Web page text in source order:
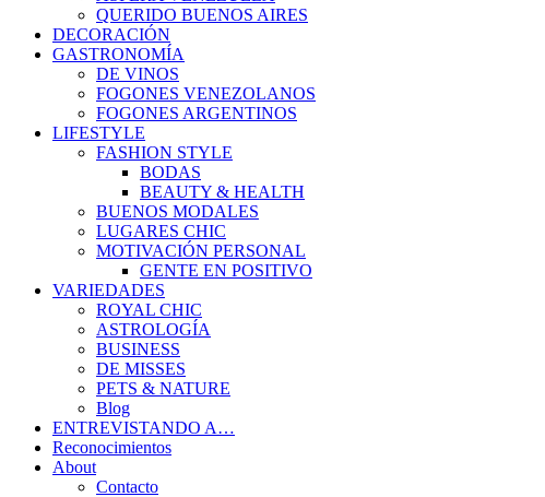
QUERIDO BUENOS AIRES
DECORACIÓN
GASTRONOMÍA
DE VINOS
FOGONES VENEZOLANOS
FOGONES ARGENTINOS
LIFESTYLE
FASHION STYLE
BODAS
BEAUTY & HEALTH
BUENOS MODALES
LUGARES CHIC
MOTIVACIÓN PERSONAL
GENTE EN POSITIVO
VARIEDADES
ROYAL CHIC
ASTROLOGÍA
BUSINESS
DE MISSES
PETS & NATURE
Blog
ENTREVISTANDO A…
Reconocimientos
About
Contacto
Compartir